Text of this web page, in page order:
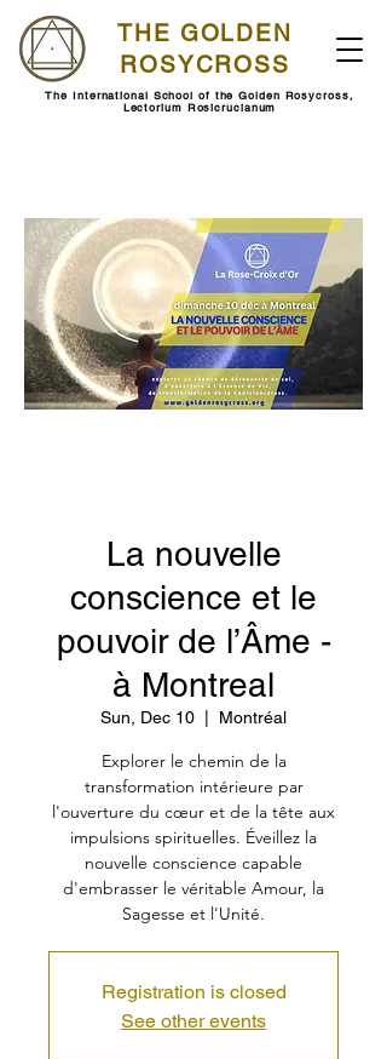
THE GOLDEN
ROSYCROSS
The International School of the Golden Rosycross,
Lectorium Rosicrucianum
La nouvelle
conscience et le
pouvoir de l’Âme -
à Montreal
Sun, Dec 10 Montréal
Explorer le chemin de la
transformation intérieure par
l'ouverture du cœur et de la tête aux
impulsions spirituelles. Éveillez la
nouvelle conscience capable
d'embrasser le véritable Amour, la
Sagesse et l'Unité.
Registration is closed
See other events